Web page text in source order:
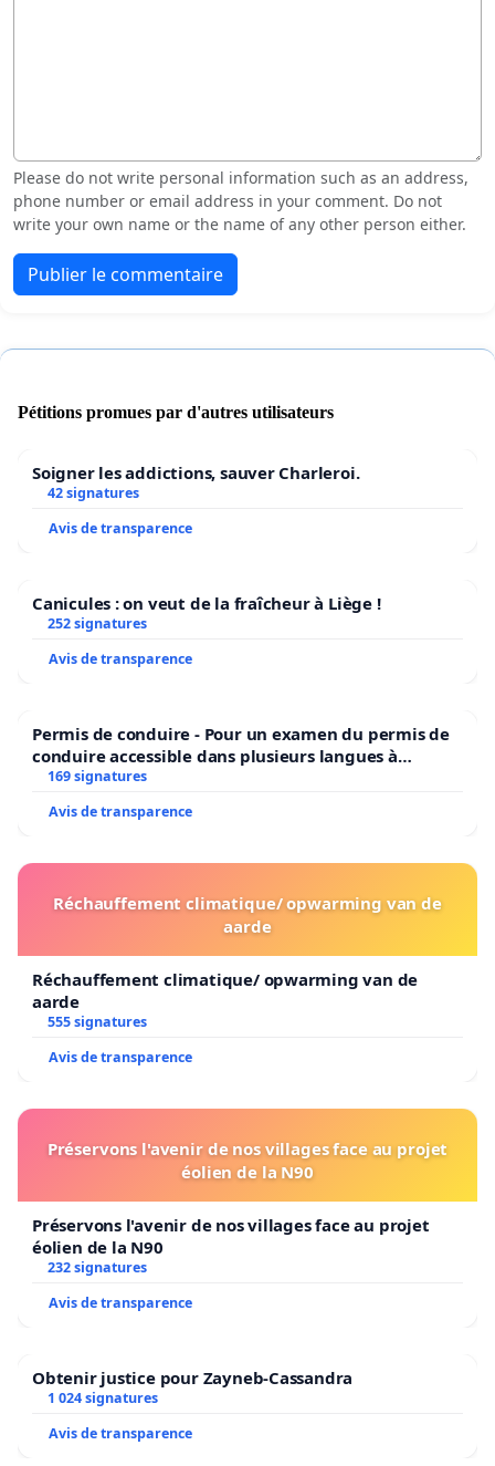
Please do not write personal information such as an address,
phone number or email address in your comment. Do not
write your own name or the name of any other person either.
Publier le commentaire
Pétitions promues par d'autres utilisateurs
Soigner les addictions, sauver Charleroi.
42 signatures
Avis de transparence
Canicules : on veut de la fraîcheur à Liège !
252 signatures
Avis de transparence
Permis de conduire - Pour un examen du permis de
conduire accessible dans plusieurs langues à
Bruxelles
169 signatures
Avis de transparence
Réchauffement climatique/ opwarming van de
aarde
Réchauffement climatique/ opwarming van de
aarde
555 signatures
Avis de transparence
Préservons l'avenir de nos villages face au projet
éolien de la N90
Préservons l'avenir de nos villages face au projet
éolien de la N90
232 signatures
Avis de transparence
Obtenir justice pour Zayneb-Cassandra
1 024 signatures
Avis de transparence